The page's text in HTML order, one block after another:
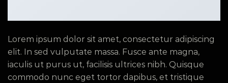
Lorem ipsum dolor sit amet, consectetur adipiscing
elit. In sed vulputate massa. Fusce ante magna,
iaculis ut purus ut, facilisis ultrices nibh. Quisque
commodo nunc eget tortor dapibus, et tristique